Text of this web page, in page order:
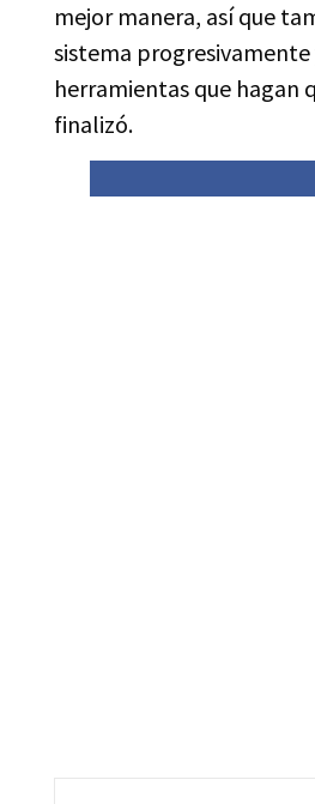
mejor manera, así que
sistema
herramientas que hagan
finalizó.